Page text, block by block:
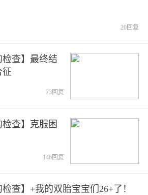
20回复
检查】最终结
征
73回复
检查】克服困
146回复
检查】+我的双胎宝宝们26+了！